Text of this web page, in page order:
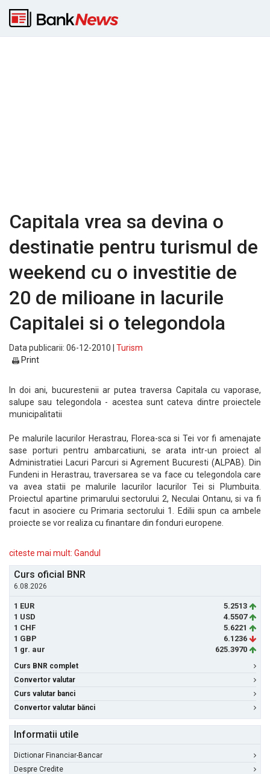
Capitala vrea sa devina o
destinatie pentru turismul de
weekend cu o investitie de
20 de milioane in lacurile
Capitalei si o telegondola
Data publicarii: 06-12-2010 | Turism
Print
In doi ani, bucurestenii ar putea traversa Capitala cu vaporase,
salupe sau telegondola - acestea sunt cateva dintre proiectele
municipalitatii
Pe malurile lacurilor Herastrau, Florea-sca si Tei vor fi amenajate
sase porturi pentru ambarcatiuni, se arata intr-un proiect al
Administratiei Lacuri Parcuri si Agrement Bucuresti (ALPAB). Din
Fundeni in Herastrau, traversarea se va face cu telegondola care
va avea statii pe malurile lacurilor lacurilor Tei si Plumbuita.
Proiectul apartine primarului sectorului 2, Neculai Ontanu, si va fi
facut in asociere cu Primaria sectorului 1. Edilii spun ca ambele
proiecte se vor realiza cu finantare din fonduri europene.
citeste mai mult: Gandul
Curs oficial BNR
6.08.2026
1 EUR
5.2513
1 USD
4.5507
1 CHF
5.6221
1 GBP
6.1236
1 gr. aur
625.3970
Curs BNR complet
Convertor valutar
Curs valutar banci
Convertor valutar bănci
Informatii utile
Dictionar Financiar-Bancar
Despre Credite